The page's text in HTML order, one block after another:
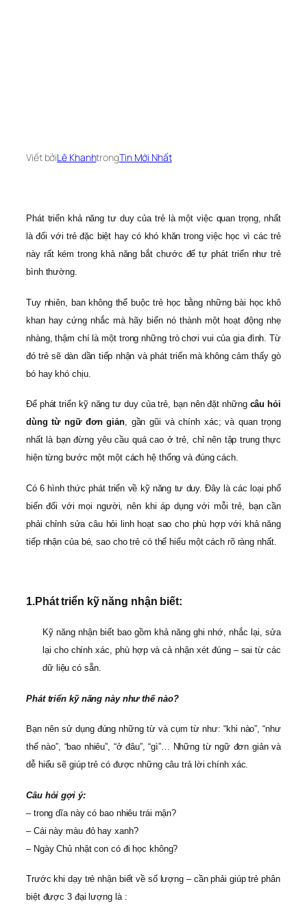
Viết bởiLê KhanhtrongTin Mới Nhất
Phát triển khả năng tư duy của trẻ là một việc quan trọng, nhất
là đối với trẻ đặc biệt hay có khó khăn trong việc học vì các trẻ
này rất kém trong khả năng bắt chước để tự phát triển như trẻ
bình thường.
Tuy nhiên, ban không thể buộc trẻ học bằng những bài học khô
khan hay cứng nhắc mà hãy biến nó thành một hoạt động nhẹ
nhàng, thậm chí là một trong những trò chơi vui của gia đình. Từ
đó trẻ sẽ dàn dần tiếp nhận và phát triển mà không cảm thấy gò
bó hay khó chịu.
Để phát triển kỹ năng tư duy của trẻ, bạn nên đặt những câu hỏi
dùng từ ngữ đơn giản, gần gũi và chính xác; và quan trọng
nhất là bạn đừng yêu cầu quá cao ở trẻ, chỉ nên tập trung thực
hiện từng bước một một cách hệ thống và đúng cách.
Có 6 hình thức phát triển về kỹ năng tư duy. Đây là các loại phổ
biến đối với mọi người, nên khi áp dụng với mỗi trẻ, bạn cần
phải chỉnh sửa câu hỏi linh hoạt sao cho phù hợp với khả năng
tiếp nhận của bé, sao cho trẻ có thể hiểu một cách rõ ràng nhất.
1.Phát triển kỹ năng nhận biết:
Kỹ năng nhận biết bao gồm khả năng ghi nhớ, nhắc lại, sửa
lại cho chính xác, phù hợp và cả nhận xét đúng – sai từ các
dữ liệu có sẵn.
Phát triển kỹ năng này như thế nào?
Bạn nên sử dụng đúng những từ và cụm từ như: “khi nào”, “như
thế nào”, “bao nhiêu”, “ở đâu”, “gì”… Những từ ngữ đơn giản và
dễ hiểu sẽ giúp trẻ có được những câu trả lời chính xác.
Câu hỏi gợi ý:
– trong dĩa này có bao nhiêu trái mận?
– Cái này màu đỏ hay xanh?
– Ngày Chủ nhật con có đi học không?
Trước khi dạy trẻ nhận biết về số lượng – cần phải giúp trẻ phân
biệt được 3 đại lượng là :